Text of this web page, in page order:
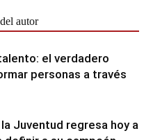
autor
el verdadero
personas a través
Juventud regresa hoy a